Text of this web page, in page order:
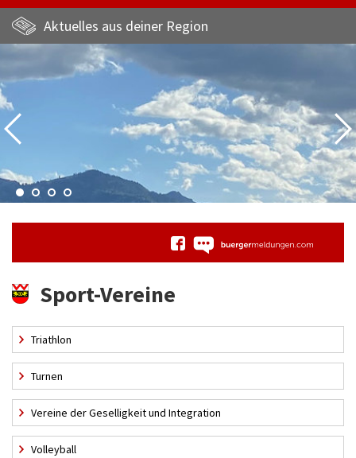
Aktuelles aus deiner Region
Sport-Vereine
Triathlon
Turnen
Vereine der Geselligkeit und Integration
Volleyball